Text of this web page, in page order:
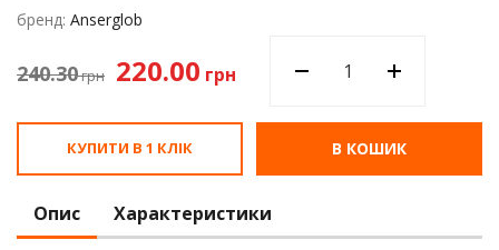
бренд: Anserglob
240.30грн 220.00 грн
КУПИТИ В 1 КЛІК В КОШИК
Опис Характеристики